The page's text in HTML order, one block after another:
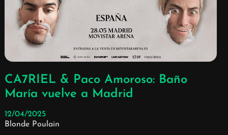
CA7RIEL & Paco Amoroso: Baño
María vuelve a Madrid
12/04/2025
Blonde Poulain